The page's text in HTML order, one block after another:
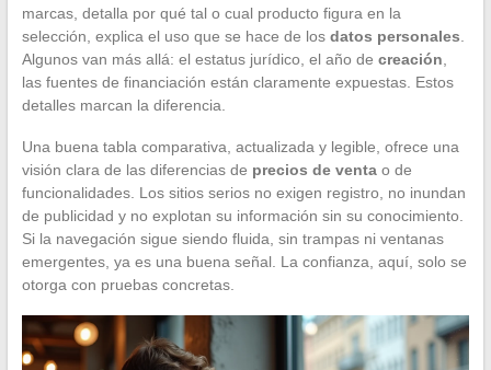
marcas, detalla por qué tal o cual producto figura en la
selección, explica el uso que se hace de los datos personales
Algunos van más allá: el estatus jurídico, el año de creación
las fuentes de financiación están claramente expuestas. Estos
detalles marcan la diferencia.
Una buena tabla comparativa, actualizada y legible, ofrece una
visión clara de las diferencias de precios de ventao de
funcionalidades. Los sitios serios no exigen registro, no inundan
de publicidad y no explotan su información sin su conocimiento.
Si la navegación sigue siendo fluida, sin trampas ni ventanas
emergentes, ya es una buena señal. La confianza, aquí, solo se
otorga con pruebas concretas.